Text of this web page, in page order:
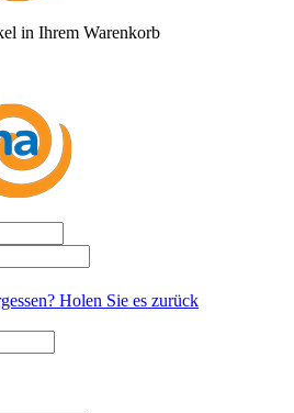
in Ihrem Warenkorb
Holen Sie es zurück